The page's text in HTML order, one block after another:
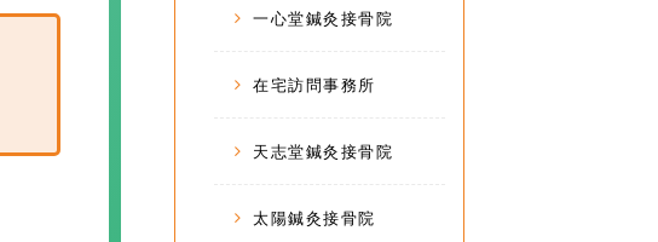
一心堂鍼灸接骨院
在宅訪問事務所
天志堂鍼灸接骨院
太陽鍼灸接骨院